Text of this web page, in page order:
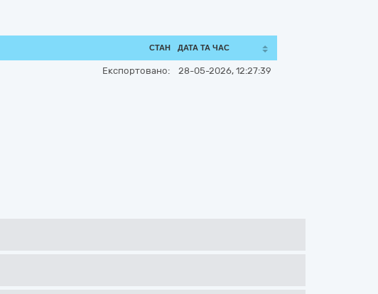
СТАН ДАТА ТА ЧАС
Експортовано: 28-05-2026, 12:27:39